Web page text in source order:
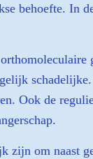
behoefte. In
Ook de
zijn om naast